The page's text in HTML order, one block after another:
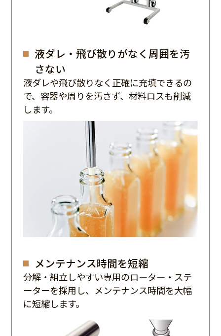
液ダレ・飛び散りがなく周囲を汚
さない
液ダレや飛び散りなく正確に充填できるの
で、容器や周りを汚さず、材料ロスも削減
します。
メンテナンス時間を短縮
分解・組立しやすい専用のローター・ステ
ーターを採用し、メンテナンス時間を大幅
に短縮します。